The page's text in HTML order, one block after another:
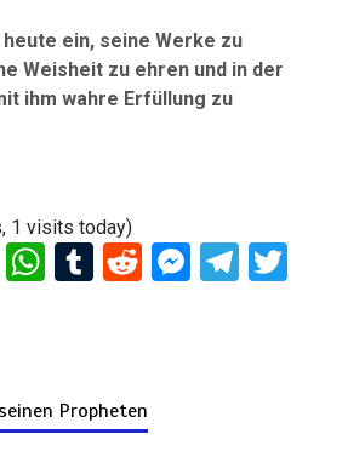
ein, seine Werke zu
Weisheit zu ehren und in der
ihm wahre Erfüllung zu
1 visits today)
Pi W
A
T
r
R
t
M T
Propheten